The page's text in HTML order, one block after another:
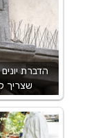
הדברת
שצריך